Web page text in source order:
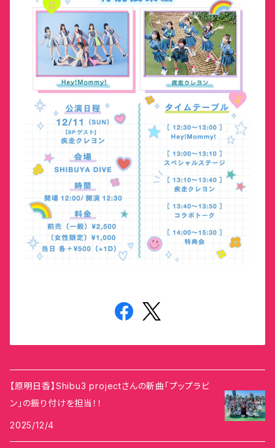
【原明日香】Shibu3 projectさんの新曲「プップラビ
ン」の振り付けを担当！！
2025/12/4